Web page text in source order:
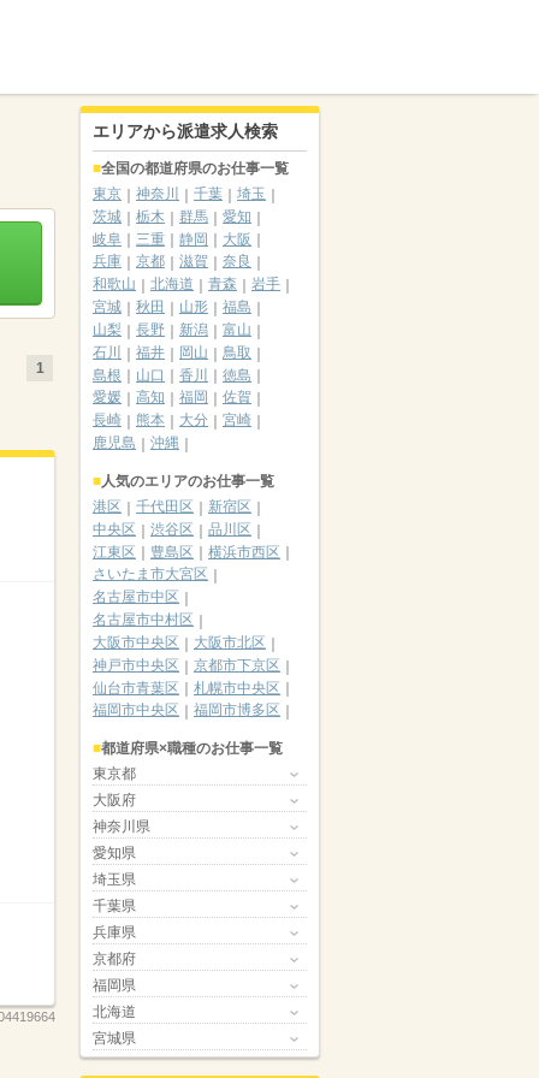
1
エリアから派遣求人検索
全国の都道府県のお仕事一覧
東京
神奈川 千葉
埼玉
茨城
栃木 群馬
愛知
岐阜
三重 静岡
大阪
兵庫
京都 滋賀
奈良
和歌山
北海道 青森
岩手
宮城
秋田 山形
福島
山梨
長野 新潟
富山
石川
福井 岡山
鳥取
島根
山口 香川
徳島
愛媛
高知 福岡
佐賀
長崎
熊本 大分
宮崎
鹿児島
沖縄
人気のエリアのお仕事一覧
港区
千代田区
新宿区
中央区
渋谷区
品川区
江東区
豊島区
横浜市西区
さいたま市大宮区
名古屋市中区
名古屋市中村区
大阪市中央区
大阪市北区
神戸市中央区
京都市下京区
仙台市青葉区
札幌市中央区
福岡市中央区
福岡市博多区
都道府県×職種のお仕事一覧
東京都
大阪府
神奈川県
愛知県
埼玉県
千葉県
兵庫県
京都府
福岡県
北海道
宮城県